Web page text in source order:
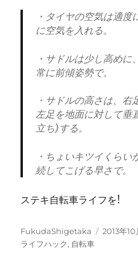
・タイヤの空気は適
に空気を入れる。
・サドルは少し高めに
常に前傾姿勢で。
・サドルの高さは、右
左足を地面に対して垂
立ち)する。
・ちょいキツイくら
続してこげる早さで。
ステキ自転車ライフを!
投
稿
FukudaShigetaka
投
2013年10
ライフハック, 自転車